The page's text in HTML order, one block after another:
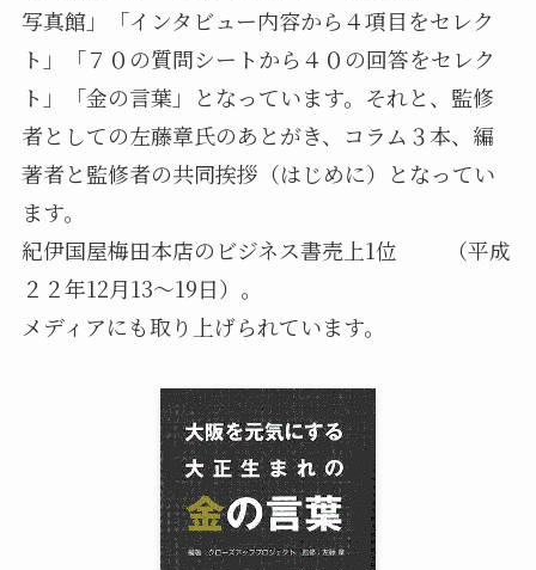
写真館」「インタビュー内容から４項目をセレク
ト」「７０の質問シートから４０の回答をセレク
ト」「金の言葉」となっています。それと、監修
者としての左藤章氏のあとがき、コラム３本、編
著者と監修者の共同挨拶（はじめに）となってい
ます。
紀伊国屋梅田本店のビジネス書売上1位 （平成
２２年12月13～19日）。
メディアにも取り上げられています。